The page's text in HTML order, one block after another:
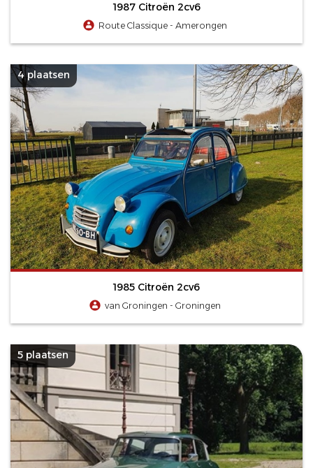
1987 Citroën 2cv6
Route Classique - Amerongen
4 plaatsen
1985 Citroën 2cv6
van Groningen - Groningen
5 plaatsen